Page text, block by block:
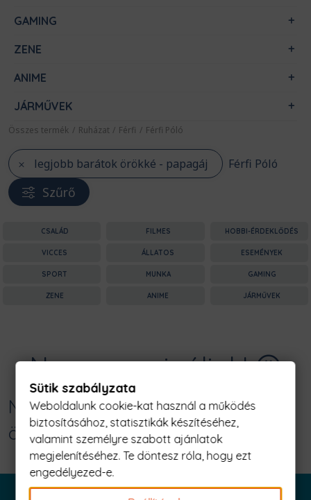
GAMING
ZENE
ANIME
JÁRMŰVEK
Összes termék / Ruházat / Férfi / Férfi Póló
legjobb barátok örökké - papagáj Férfi Póló
Szűrő
CSALÁD FILMES HOBBI-ÉRDEKLŐDÉS
VICCES ÁLLATOS ESEMÉNYEK
SPORT MUNKA GAMING
ZENE ANIME JÁRMŰVEK
Nagyon sajnáljuk! 😥
Nincs találat erre: "legjobb barátok
örökké - papagáj Férfi Póló"
Sütik szabályzata
Weboldalunk cookie-kat használ a működés
biztosításához, statisztikák készítéséhez,
valamint személyre szabott ajánlatok
megjelenítéséhez. Te döntesz róla, hogy ezt
engedélyezed-e.